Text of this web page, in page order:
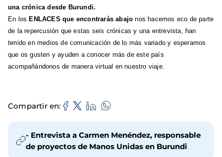
una crónica desde Burundi.
En los ENLACES que encontrarás abajo nos hacemos eco de parte
de la repercusión que estas seis crónicas y una entrevista, han
tenido en medios de comunicación de lo más variado y esperamos
que os gusten y ayuden a conocer más de este país
acompañándonos de manera virtual en nuestro viaje.
Compartir en
- Entrevista a Carmen Menéndez, responsable
de proyectos de Manos Unidas en Burundi